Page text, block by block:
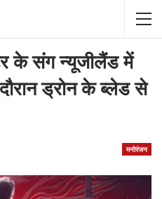
के संग न्यूजीलैंड में
ड्रोन के ब्लेड से
मनोरंजन